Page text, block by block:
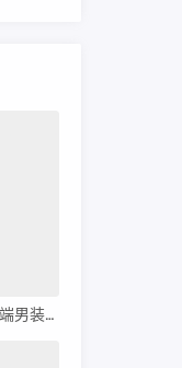
揭秘深圳高仿品牌男装批发(深圳高端男装批发)